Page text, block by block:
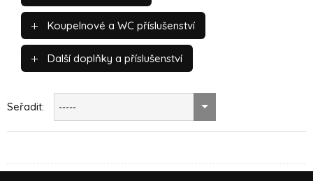
Koupelnové a WC příslušenství
Další doplňky a příslušenství
Seřadit: -----